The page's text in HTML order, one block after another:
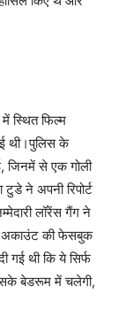
स्थित फिल्म
थी।पुलिस के
जिनमें से एक गोली
ने अपनी रिपोर्ट
लॉरेंस गैंग ने
अकाउंट की फेसबुक
गई थी कि ये सिर्फ
बेडरूम में चलेगी,